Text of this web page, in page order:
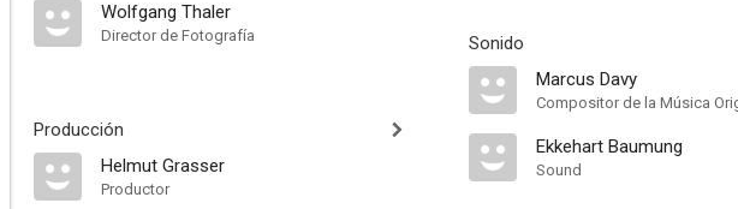
Wolfgang Thaler
Director de Fotografía
Producción
Helmut Grasser
Productor
Sonido
Marcus Davy
Compositor de la Música
Ekkehart Baumung
Sound